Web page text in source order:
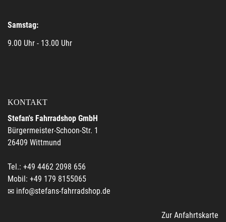
Samstag:
9.00 Uhr - 13.00 Uhr
KONTAKT
Stefan's Fahrradshop GmbH
Bürgermeister-Schoon-Str. 1
26409 Wittmund
Tel.: +49 4462 2098 656
Mobil: +49 179 8155065
info@stefans-fahrradshop.de
Zur Anfahrtskarte